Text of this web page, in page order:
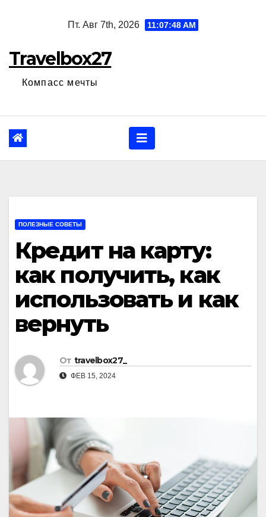
Пт. Авг 7th, 2026 11:07:49 AM
Travelbox27
Компасс мечты
ПОЛЕЗНЫЕ СОВЕТЫ
Кредит на карту:
как получить, как
использовать и как
вернуть
От travelbox27_
ФЕВ 15, 2024